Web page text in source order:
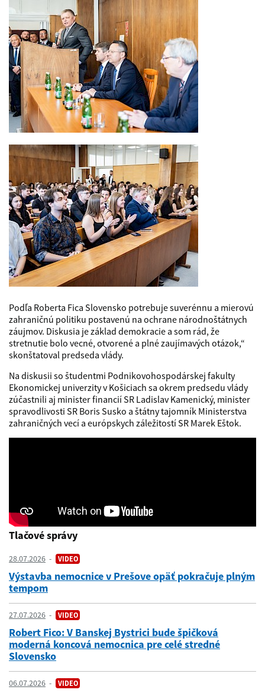
Podľa Roberta Fica Slovensko potrebuje suverénnu a mierovú
zahraničnú politiku postavenú na ochrane národnoštátnych
záujmov. Diskusia je základ demokracie a som rád, že
stretnutie bolo vecné, otvorené a plné zaujímavých otázok,“
skonštatoval predseda vlády.
Na diskusii so študentmi Podnikovohospodárskej fakulty
Ekonomickej univerzity v Košiciach sa okrem predsedu vlády
zúčastnili aj minister financií SR Ladislav Kamenický, minister
spravodlivosti SR Boris Susko a štátny tajomník Ministerstva
zahraničných vecí a európskych záležitostí SR Marek Eštok.
Tlačové správy
28.07.2026 VIDEO
Výstavba nemocnice v Prešove opäť pokračuje plným
tempom
27.07.2026 VIDEO
Robert Fico: V Banskej Bystrici bude špičková
moderná koncová nemocnica pre celé stredné
Slovensko
06.07.2026 VIDEO